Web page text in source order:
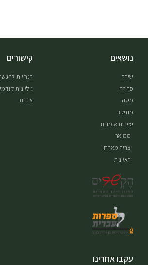
נושאים
שירה
פרוזה
מסה
מוזיקה
יצירות אומנות
ממואר
צריף מארח
ראיונות
קישורים
הנחיות להגשה
גיליונות קודמים
אודות
עקבו אחרינו